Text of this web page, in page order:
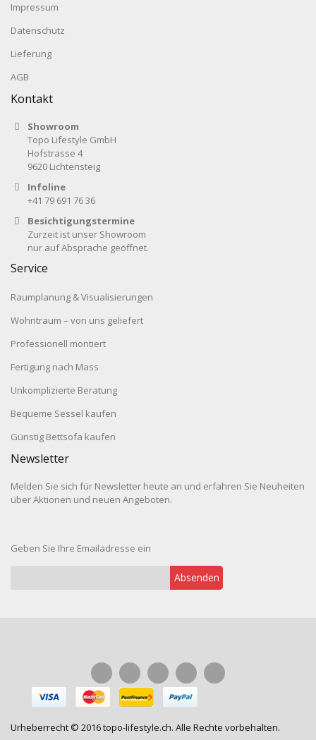
Impressum
Datenschutz
Lieferung
AGB
Kontakt
Showroom
Topo Lifestyle GmbH
Hofstrasse 4
9620 Lichtensteig
Infoline
+41 79 691 76 36
Besichtigungstermine
Zurzeit ist unser Showroom
nur auf Absprache geöffnet.
Service
Raumplanung & Visualisierungen
Wohntraum – von uns geliefert
Professionell montiert
Fertigung nach Mass
Unkomplizierte Beratung
Bequeme Sessel kaufen
Günstig Bettsofa kaufen
Newsletter
Melden Sie sich für Newsletter heute an und erfahren Sie Neuheiten
über Aktionen und neuen Angeboten.
Geben Sie Ihre Emailadresse ein
Absenden
Urheberrecht © 2016 topo-lifestyle.ch. Alle Rechte vorbehalten.